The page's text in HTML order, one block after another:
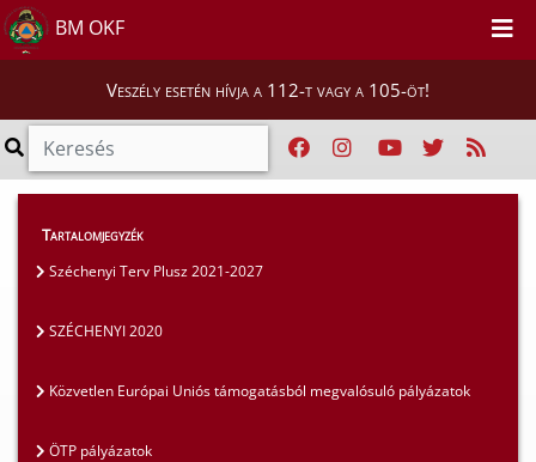
BM OKF
Veszély esetén hívja a 112-t vagy a 105-öt!
Szakmai tájékoztatók
SZÉCHENYI 2020
Tartalomjegyzék
Széchenyi Terv Plusz 2021-2027
SZÉCHENYI 2020
Közvetlen Európai Uniós támogatásból megvalósuló pályázatok
ÖTP pályázatok